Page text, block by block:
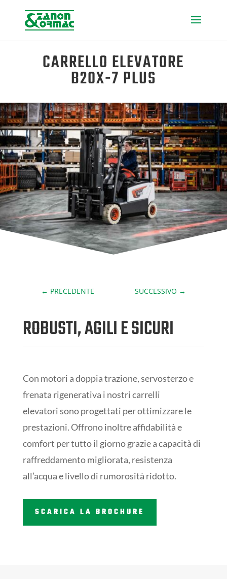
CARRELLO ELEVATORE
B20X-7 PLUS
← PRECEDENTE SUCCESSIVO →
ROBUSTI, AGILI E SICURI
Con motori a doppia trazione, servosterzo e
frenata rigenerativa i nostri carrelli
elevatori sono progettati per ottimizzare le
prestazioni. Offrono inoltre affidabilità e
comfort per tutto il giorno grazie a capacità di
raffreddamento migliorata, resistenza
all’acqua e livello di rumorosità ridotto.
SCARICA LA BROCHURE